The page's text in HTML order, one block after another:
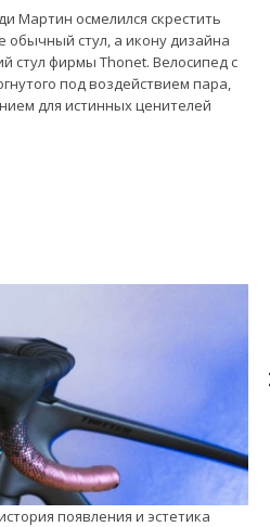
Мартин осмелился скрестить
обычный стул, а икону дизайна
стул фирмы Thonet. Велосипед с
под воздействием пара,
для истинных ценителей
появления и эстетика